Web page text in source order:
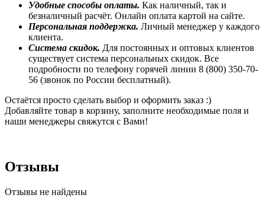
Удобные способы оплаты. Как наличный, так и
безналичный расчёт. Онлайн оплата картой на сайте.
Персональная поддержка. Личный менеджер у каждого
клиента.
Система скидок. Для постоянных и оптовых клиентов
существует система персональных скидок. Все
подробности по телефону горячей линии 8 (800) 350-70-
56 (звонок по России бесплатный).
Остаётся просто сделать выбор и оформить заказ :)
Добавляйте товар в корзину, заполните необходимые поля и
наши менеджеры свяжутся с Вами!
Отзывы
Отзывы не найдены